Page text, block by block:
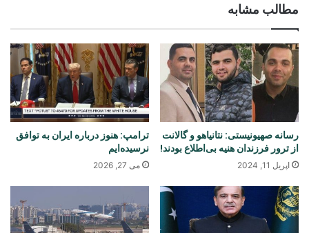
مطالب مشابه
رسانه صهیونیستی: نتانیاهو و گالانت
از ترور فرزندان هنیه بی‌اطلاع بودند!
اپریل 11, 2024
ترامپ: هنوز درباره ایران به توافق
نرسیده‌ایم
می 27, 2026